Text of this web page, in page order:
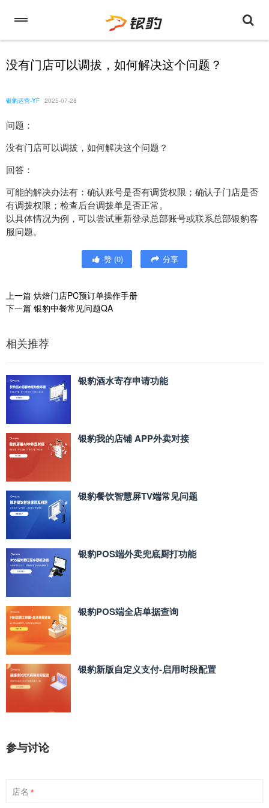
没有门店可以调拔，如何解决这个问题？
银豹运营-YF 2025-07-28
问题：
没有门店可以调拔，如何解决这个问题？
回答：
可能的解决办法有：确认账号是否有调货权限；确认子门店是否
有调拨权限；检查后台调拨单是否正常。
以具体情况为例，可以尝试重新登录总部账号或联系总部银豹客
服问题。
赞 (0) 分享
上一篇 烘焙门店PC预订单操作手册
下一篇 银豹中餐常见问题QA
相关推荐
银豹酒水寄存申请功能
银豹我的店铺 APP外卖对接
银豹餐饮智慧屏TV端常见问题
银豹POS端外卖兜底厨打功能
银豹POS端全店单据查询
银豹新版自定义支付‑启用时段配置
参与讨论
店名 *